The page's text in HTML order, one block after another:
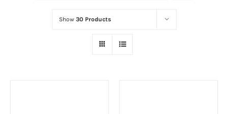
Show 30 Products